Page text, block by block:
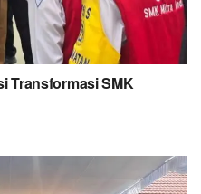
Transformasi SMK